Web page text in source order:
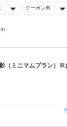
クーポン有
（ミニマムプラン）※